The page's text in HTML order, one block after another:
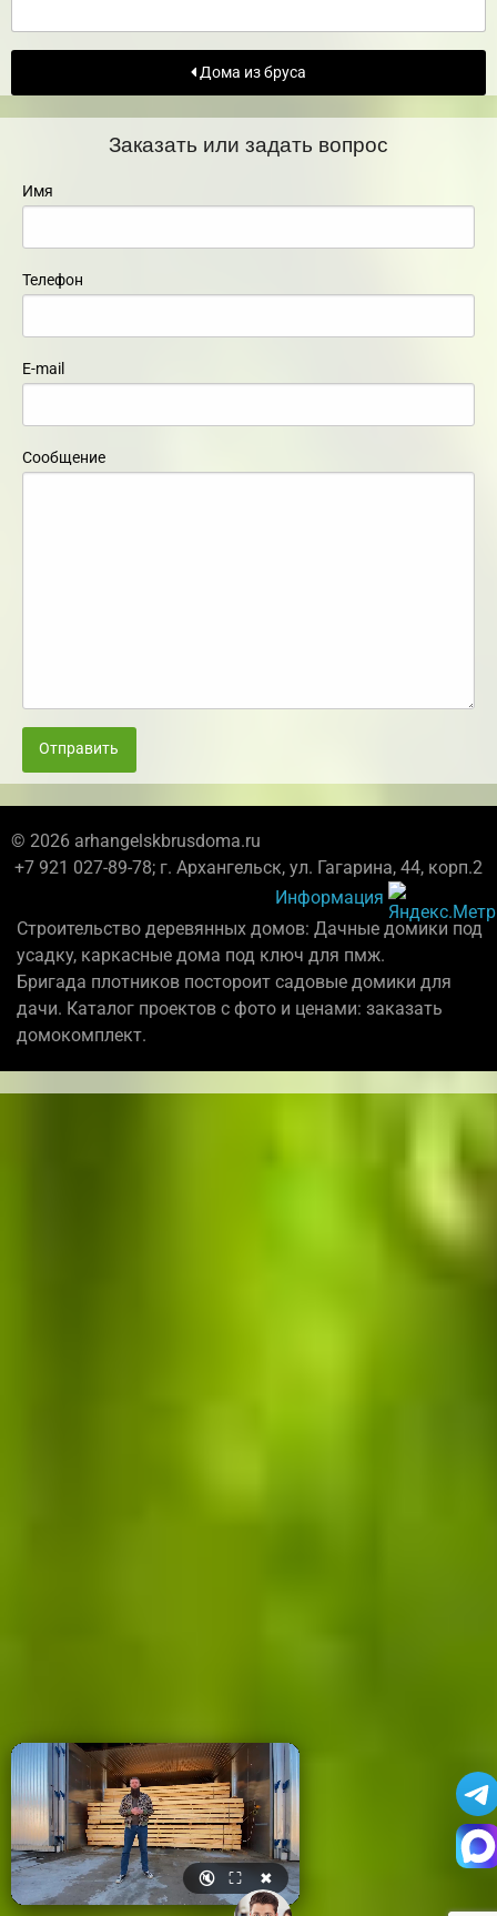
Дома из бруса
Заказать или задать вопрос
Имя
Телефон
E-mail
Сообщение
Отправить
© 2026 arhangelskbrusdoma.ru
+7 921 027-89-78; г. Архангельск, ул. Гагарина, 44, корп.2
Информация
Строительство деревянных домов: Дачные домики под
усадку, каркасные дома под ключ для пмж.
Бригада плотников постороит садовые домики для
дачи. Каталог проектов с фото и ценами: заказать
домокомплект.
🔇 ⛶ ✖